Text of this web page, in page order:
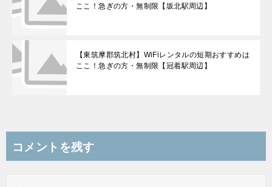
ここ！急ぎの方・無制限【坂北駅周辺】
【東筑摩郡筑北村】WiFiレンタルの短期おすすめは
ここ！急ぎの方・無制限【冠着駅周辺】
コメントを残す